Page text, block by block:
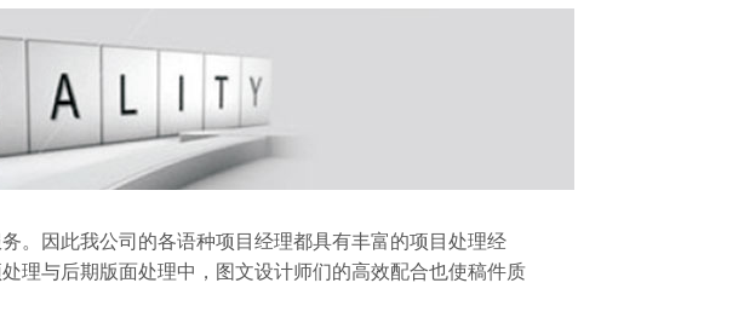
。因此我公司的各语种项目经理都具有丰富的项目处理经
理与后期版面处理中，图文设计师们的高效配合也使稿件质